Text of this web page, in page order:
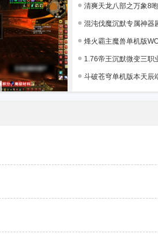
清爽天龙八部之万象8
混沌伐魔沉默专属神器
烽火霸主魔兽单机版
1.76帝王沉默微变三职
斗破苍穹单机版本天辰